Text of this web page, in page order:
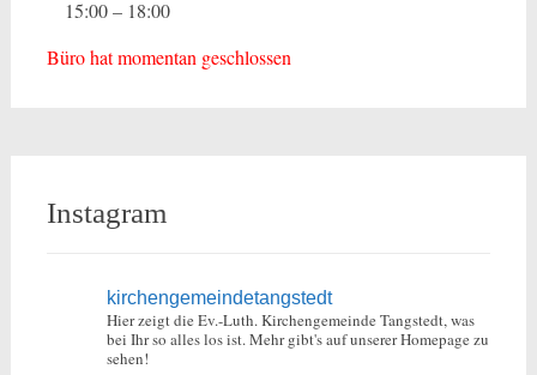
15:00 – 18:00
Büro hat momentan geschlossen
Instagram
kirchengemeindetangstedt
Hier zeigt die Ev.-Luth. Kirchengemeinde Tangstedt, was
bei Ihr so alles los ist.Mehr gibt's auf unserer Homepage zu
sehen!